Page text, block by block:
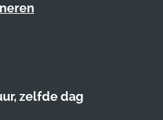
zelfde dag